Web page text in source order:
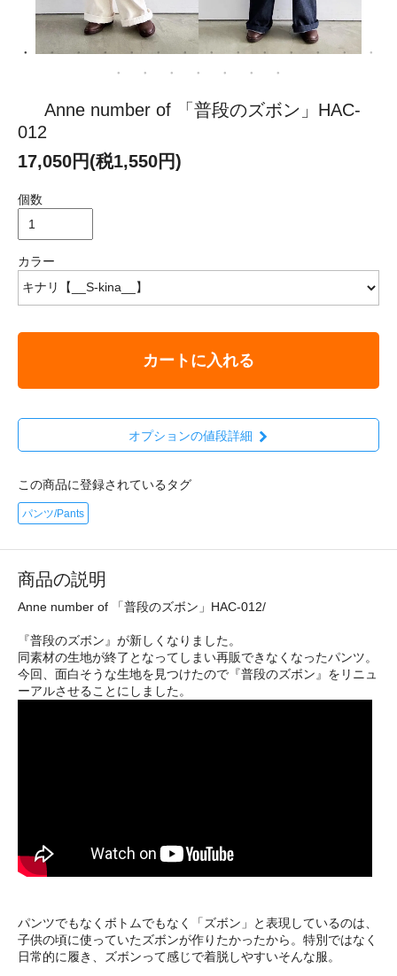
Anne number of 「普段のズボン」HAC-
012
17,050円(税1,550円)
個数
カラー
カートに入れる
オプションの値段詳細
この商品に登録されているタグ
パンツ/Pants
商品の説明
Anne number of 「普段のズボン」HAC-012/
『普段のズボン』が新しくなりました。
同素材の生地が終了となってしまい再販できなくなったパンツ。
今回、面白そうな生地を見つけたので『普段のズボン』をリニュ
ーアルさせることにしました。
パンツでもなくボトムでもなく「ズボン」と表現しているのは、
子供の頃に使っていたズボンが作りたかったから。特別ではなく
日常的に履き、ズボンって感じで着脱しやすいそんな服。